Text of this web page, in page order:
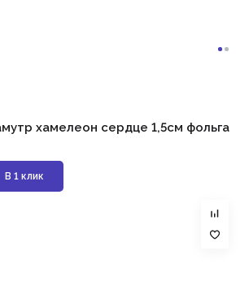
хамелеон сердце 1,5см фольга
В 1 клик